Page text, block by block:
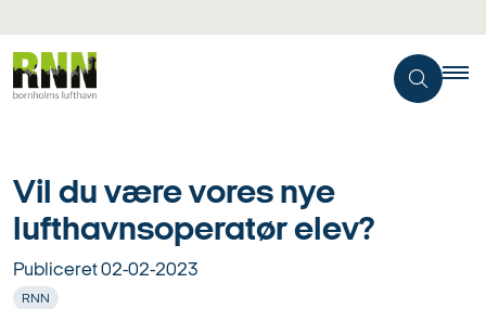
Vil du være vores nye
lufthavnsoperatør elev?
Publiceret02-02-2023
RNN